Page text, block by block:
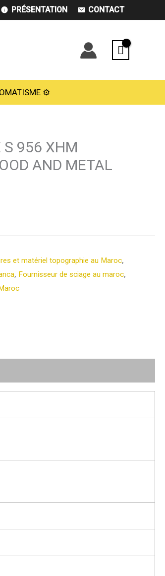
PRÉSENTATION CONTACT
⚙️
S 956 XHM
AND METAL
et matériel topographie au Maroc,
, Fournisseur de sciage au maroc,